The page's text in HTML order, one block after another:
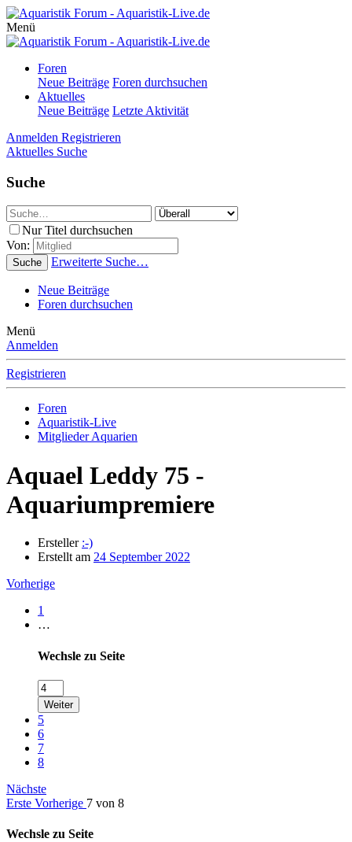
Menü
Foren
Neue Beiträge Foren durchsuchen
Aktuelles
Neue Beiträge Letzte Aktivität
Anmelden Registrieren
Aktuelles Suche
Suche
Nur Titel durchsuchen
Von:
Suche Erweiterte Suche…
Neue Beiträge
Foren durchsuchen
Menü
Anmelden
Registrieren
Foren
Aquaristik-Live
Mitglieder Aquarien
Aquael Leddy 75 -
Aquariumpremiere
Ersteller :-)
Erstellt am 24 September 2022
Vorherige
1
…
Wechsle zu Seite
Weiter
5
6
7
8
Nächste
Erste Vorherige 7 von 8
Wechsle zu Seite